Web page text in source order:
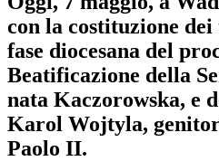
con la costituzione
fase diocesana del
Beatificazione della
nata Kaczorowska, e
Karol Wojtyla,
Paolo II.